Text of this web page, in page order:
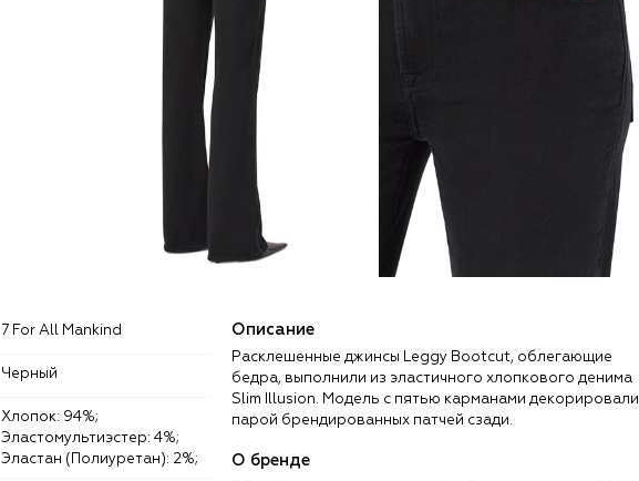
7 For All Mankind
Черный
Хлопок: 94%;
Эластомультиэстер: 4%;
Эластан (Полиуретан): 2%;
Описание
Расклешенные джинсы Leggy Bootcut, облегающие
бедра, выполнили из эластичного хлопкового денима
Slim Illusion. Модель с пятью карманами декорировали
парой брендированных патчей сзади.
О бренде